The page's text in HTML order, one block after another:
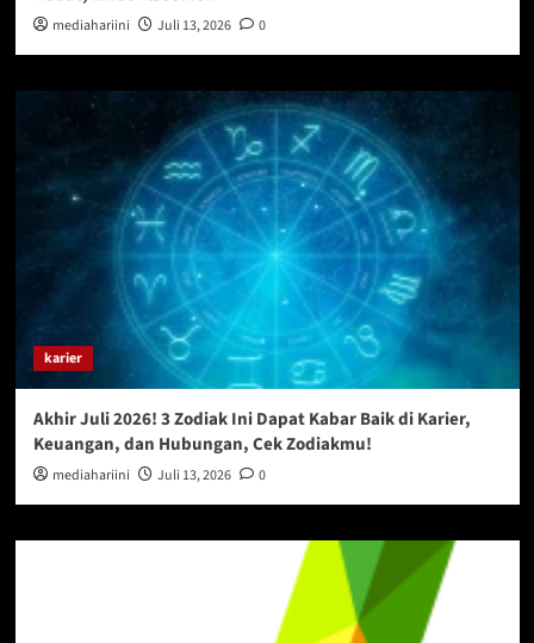
mediahariini Juli 13, 2026 0
karier
Akhir Juli 2026! 3 Zodiak Ini Dapat Kabar Baik di Karier,
Keuangan, dan Hubungan, Cek Zodiakmu!
mediahariini Juli 13, 2026 0